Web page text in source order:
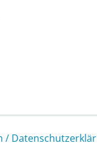
/